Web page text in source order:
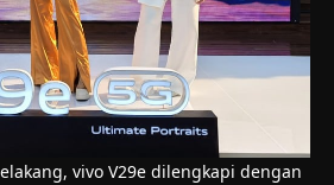
vivo V29e dilengkapi dengan